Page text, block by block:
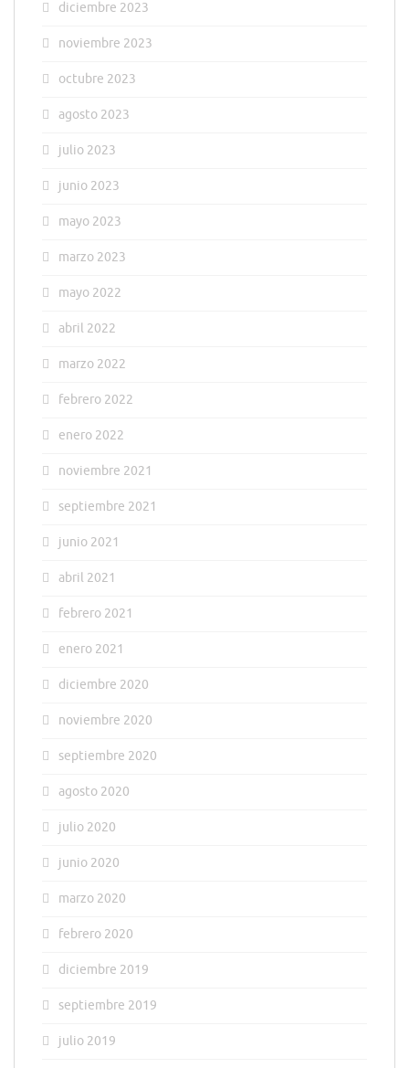
diciembre 2023
noviembre 2023
octubre 2023
agosto 2023
julio 2023
junio 2023
mayo 2023
marzo 2023
mayo 2022
abril 2022
marzo 2022
febrero 2022
enero 2022
noviembre 2021
septiembre 2021
junio 2021
abril 2021
febrero 2021
enero 2021
diciembre 2020
noviembre 2020
septiembre 2020
agosto 2020
julio 2020
junio 2020
marzo 2020
febrero 2020
diciembre 2019
septiembre 2019
julio 2019